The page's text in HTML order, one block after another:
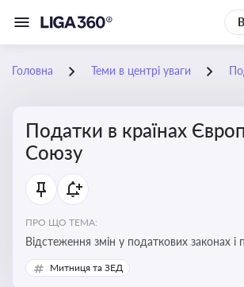
Головна Теми в центрі уваги
Податки в країнах
Союзу
ПРО ЩО ТЕМА:
Відстеження змін у податкових законах і
країн ЄС. Моніторинг кейсів, що
процеси та фінансову звітність
Митниця та ЗЕД